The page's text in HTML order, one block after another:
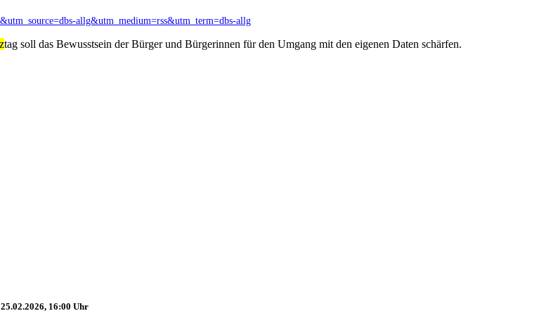
allg&utm_medium=rss&utm_term=dbs-allg
tag soll das Bewusstsein der Bürger und Bürgerinnen für den Umgang mit den eigenen Daten schärfen.
25.02.2026, 16:00 Uhr